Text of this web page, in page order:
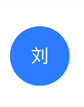
刘